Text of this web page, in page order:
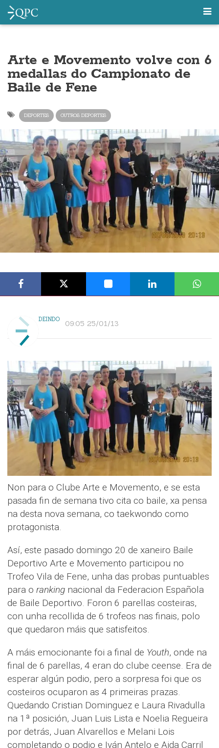
Arte e Movemento volve con 6
medallas do Campionato de
Baile de Fene
DEPORTES OUTROS DEPORTES
DEINDO 09:05 25/01/13
Non para o Clube Arte e Movemento, e se esta
pasada fin de semana tivo cita co baile, xa pensa
na desta nova semana, co taekwondo como
protagonista.
Así, este pasado domingo 20 de xaneiro Baile
Deportivo Arte e Movemento participou no
Trofeo Vila de Fene, unha das probas puntuables
para o ranking nacional da Federacion Española
de Baile Deportivo. Foron 6 parellas costeiras,
con unha recollida de 6 trofeos nas finais, polo
que quedaron máis que satisfeitos.
A máis emocionante foi a final de Youth, onde na
final de 6 parellas, 4 eran do clube ceense. Era de
esperar algún podio, pero a sorpresa foi que os
costeiros ocuparon as 4 primeiras prazas.
Quedando Cristian Dominguez e Laura Rivadulla
na 1ª posición, Juan Luis Lista e Noelia Regueira
por detrás, Juan Alvarellos e Melani Lois
completando o podio e Iván Antelo e Aida Carril